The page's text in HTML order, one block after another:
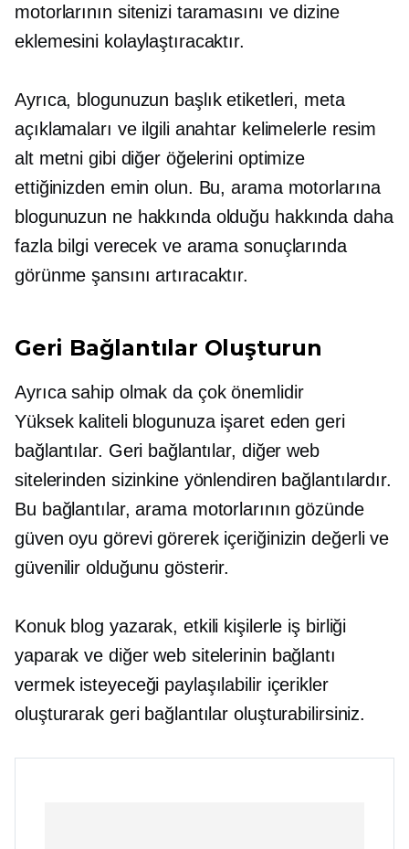
motorlarının sitenizi taramasını ve dizine
eklemesini kolaylaştıracaktır.
Ayrıca, blogunuzun başlık etiketleri, meta
açıklamaları ve ilgili anahtar kelimelerle resim
alt metni gibi diğer öğelerini optimize
ettiğinizden emin olun. Bu, arama motorlarına
blogunuzun ne hakkında olduğu hakkında daha
fazla bilgi verecek ve arama sonuçlarında
görünme şansını artıracaktır.
Geri Bağlantılar Oluşturun
Ayrıca sahip olmak da çok önemlidir
Yüksek kaliteliblogunuza işaret eden geri
bağlantılar. Geri bağlantılar, diğer web
sitelerinden sizinkine yönlendiren bağlantılardır.
Bu bağlantılar, arama motorlarının gözünde
güven oyu görevi görerek içeriğinizin değerli ve
güvenilir olduğunu gösterir.
Konuk blog yazarak, etkili kişilerle iş birliği
yaparak ve diğer web sitelerinin bağlantı
vermek isteyeceği paylaşılabilir içerikler
oluşturarak geri bağlantılar oluşturabilirsiniz.